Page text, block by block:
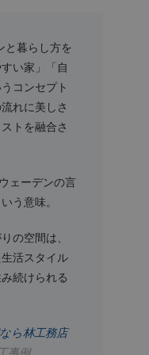
と暮らし方を
い家」「自
コンセプト
れに美しさ
トを融合さ
ェーデンの言
う意味。
の空間は、
活スタイル
続けられる
ら林工務店
事例